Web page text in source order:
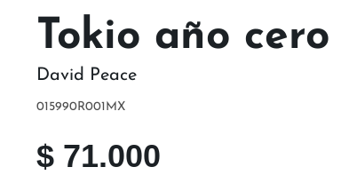
$71.000
015990R001MX
David Peace
Tokio año cero